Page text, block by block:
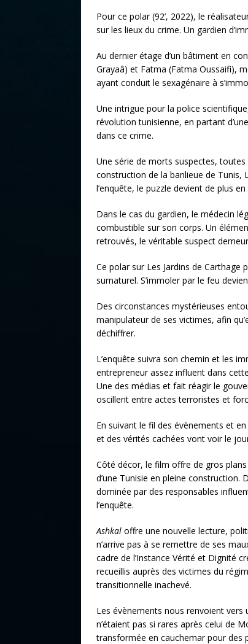
Pour ce polar (92’, 2022), le
sur les lieux du crime. Un gardien
Au dernier étage d’un bâtiment en
Grayaâ) et Fatma (Fatma Oussaifi),
ayant conduit le sexagénaire à
Une intrigue pour la police
révolution tunisienne, en partant
dans ce crime.
Une série de morts suspectes,
construction de la banlieue de Tunis,
l’enquête, le puzzle devient de plus
Dans le cas du gardien, le médecin
combustible sur son corps. Un
retrouvés, le véritable suspect
Ce polar sur Les Jardins de Carthage
surnaturel. S’immoler par le feu
Des circonstances mystérieuses
manipulateur de ses victimes, afin
déchiffrer.
L’enquête suivra son chemin et les
entrepreneur assez influent dans
Une des médias et fait réagir le
oscillent entre actes terroristes et
En suivant le fil des évènements et
et des vérités cachées vont voir le
Côté décor, le film offre de gros
d’une Tunisie en pleine
dominée par des responsables
l’enquête.
Ashkal offre une nouvelle lecture,
n’arrive pas à se remettre de ses
cadre de l’Instance Vérité et Dignité
recueillis auprès des victimes du
transitionnelle inachevé.
Les évènements nous renvoient vers
n’étaient pas si rares après celui de
transformée en cauchemar pour des